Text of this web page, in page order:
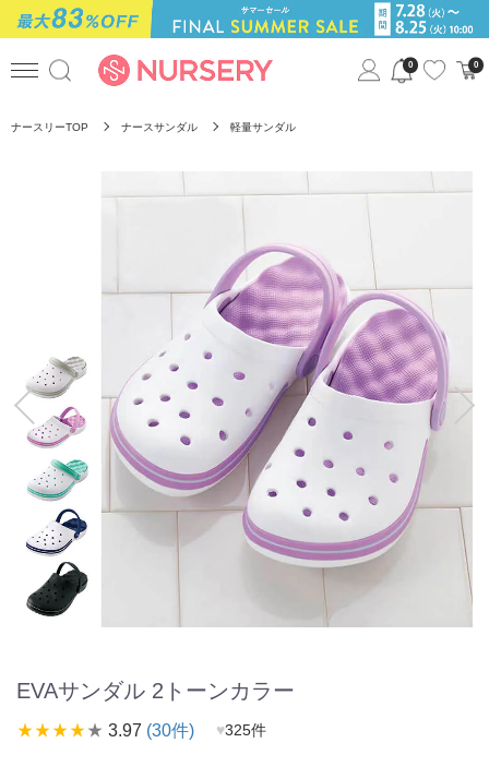
0 0
ナースリーTOP ナースサンダル 軽量サンダル
EVAサンダル 2トーンカラー
star_ratestar_ratestar_ratestar_ratestar_rate 3.97 (30件) ♥325件